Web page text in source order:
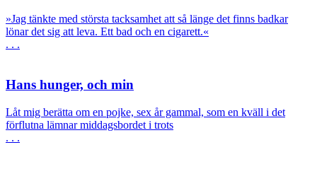
»Jag tänkte med största tacksamhet att så länge det finns badkar
lönar det sig att leva. Ett bad och en cigarett.«
. . .
Hans hunger, och min
Låt mig berätta om en pojke, sex år gammal, som en kväll i det
förflutna lämnar middagsbordet i trots
. . .